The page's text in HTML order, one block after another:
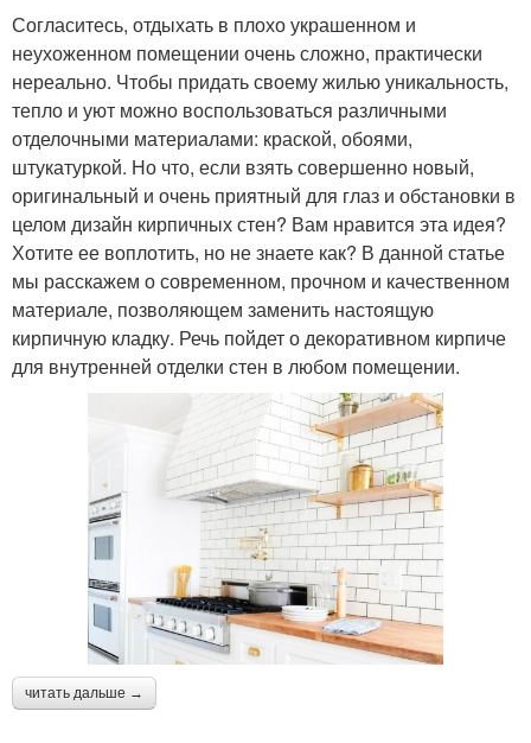
Согласитесь, отдыхать в плохо украшенном и
неухоженном помещении очень сложно, практически
нереально. Чтобы придать своему жилью уникальность,
тепло и уют можно воспользоваться различными
отделочными материалами: краской, обоями,
штукатуркой. Но что, если взять совершенно новый,
оригинальный и очень приятный для глаз и обстановки в
целом дизайн кирпичных стен? Вам нравится эта идея?
Хотите ее воплотить, но не знаете как? В данной статье
мы расскажем о современном, прочном и качественном
материале, позволяющем заменить настоящую
кирпичную кладку. Речь пойдет о декоративном кирпиче
для внутренней отделки стен в любом помещении.
читать дальше →